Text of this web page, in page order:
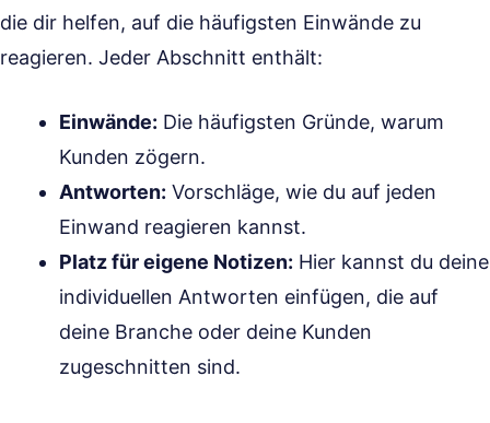
die dir helfen, auf die häufigsten Einwände zu
reagieren. Jeder Abschnitt enthält:
Einwände: Die häufigsten Gründe, warum
Kunden zögern.
Antworten: Vorschläge, wie du auf jeden
Einwand reagieren kannst.
Platz für eigene Notizen: Hier kannst du deine
individuellen Antworten einfügen, die auf
deine Branche oder deine Kunden
zugeschnitten sind.